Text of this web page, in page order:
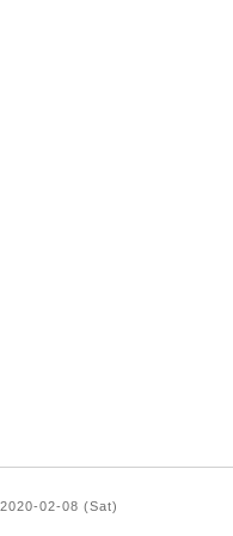
2020-02-08 (Sat)